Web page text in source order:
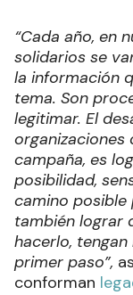
“Cada año, en
solidarios se
la información
tema. Son
legitimar. El
campaña, es
posibilidad,
camino posible
también lograr
hacerlo,
primer paso”,
conforman